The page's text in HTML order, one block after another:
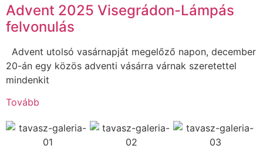
Advent 2025 Visegrádon-Lámpás
felvonulás
Advent utolsó vasárnapját megelőző napon, december
20-án egy közös adventi vásárra várnak szeretettel
mindenkit
Tovább